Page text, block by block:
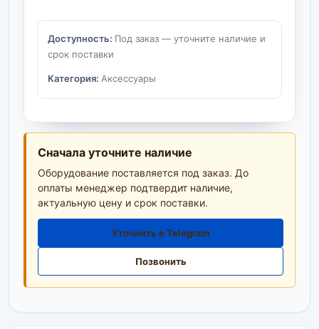
Доступность: Под заказ — уточните наличие и
срок поставки
Категория: Аксессуары
Сначала уточните наличие
Оборудование поставляется под заказ. До
оплаты менеджер подтвердит наличие,
актуальную цену и срок поставки.
Уточнить в Telegram
Позвонить